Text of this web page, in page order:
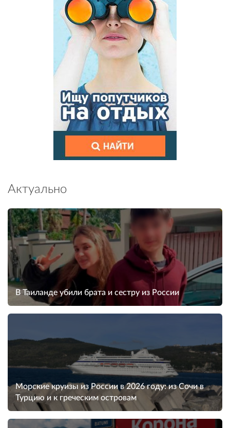
Актуально
В Таиланде убили брата и сестру из России
Морские круизы из России в 2026 году: из Сочи в
Турцию и к греческим островам